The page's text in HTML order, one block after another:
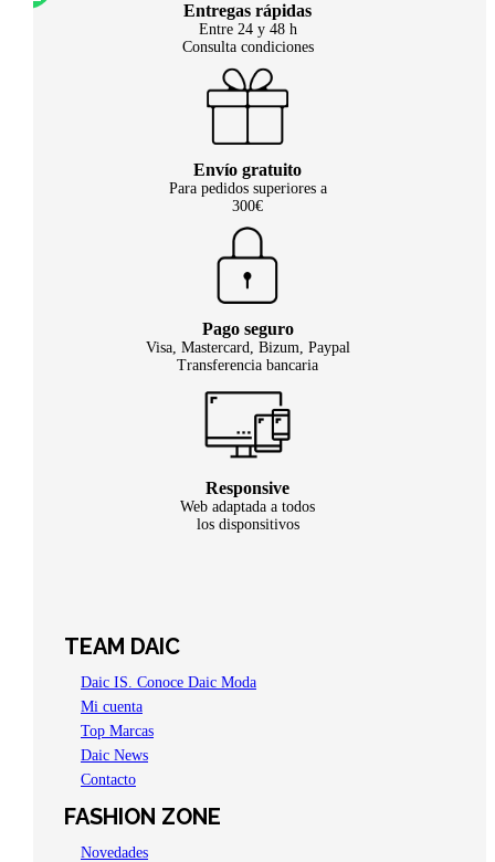
Entregas rápidas
Entre 24 y 48 h
Consulta condiciones
Envío gratuito
Para pedidos superiores a
300€
Pago seguro
Visa, Mastercard, Bizum, Paypal
Transferencia bancaria
Responsive
Web adaptada a todos
los disponsitivos
TEAM DAIC
Daic IS. Conoce Daic Moda
Mi cuenta
Top Marcas
Daic News
Contacto
FASHION ZONE
Novedades